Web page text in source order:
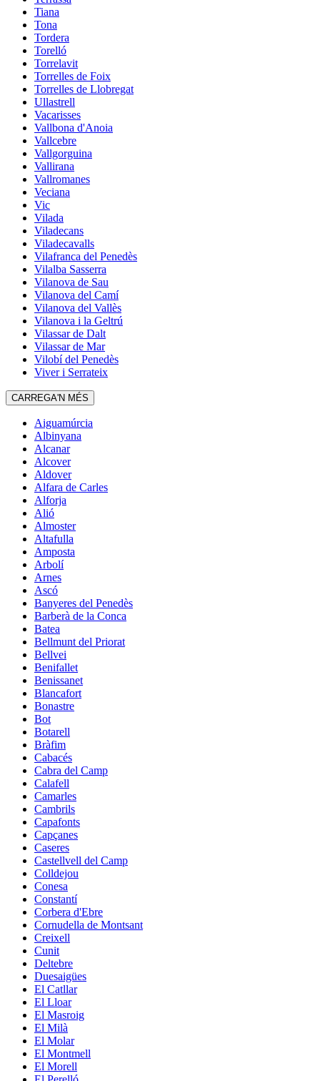
Tiana
Tona
Tordera
Torelló
Torrelavit
Torrelles de Foix
Torrelles de Llobregat
Ullastrell
Vacarisses
Vallbona d'Anoia
Vallcebre
Vallgorguina
Vallirana
Vallromanes
Veciana
Vic
Vilada
Viladecans
Viladecavalls
Vilafranca del Penedès
Vilalba Sasserra
Vilanova de Sau
Vilanova del Camí
Vilanova del Vallès
Vilanova i la Geltrú
Vilassar de Dalt
Vilassar de Mar
Vilobí del Penedès
Viver i Serrateix
CARREGA'N MÉS
Aiguamúrcia
Albinyana
Alcanar
Alcover
Aldover
Alfara de Carles
Alforja
Alió
Almoster
Altafulla
Amposta
Arbolí
Arnes
Ascó
Banyeres del Penedès
Barberà de la Conca
Batea
Bellmunt del Priorat
Bellvei
Benifallet
Benissanet
Blancafort
Bonastre
Bot
Botarell
Bràfim
Cabacés
Cabra del Camp
Calafell
Camarles
Cambrils
Capafonts
Capçanes
Caseres
Castellvell del Camp
Colldejou
Conesa
Constantí
Corbera d'Ebre
Cornudella de Montsant
Creixell
Cunit
Deltebre
Duesaigües
El Catllar
El Lloar
El Masroig
El Milà
El Molar
El Montmell
El Morell